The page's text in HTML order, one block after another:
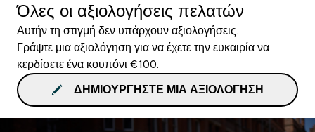
Όλες οι αξιολογήσεις πελατών
Αυτήν τη στιγμή δεν υπάρχουν αξιολογήσεις.
Γράψτε μια αξιολόγηση για να έχετε την ευκαιρία να
κερδίσετε ένα κουπόνι €100.
ΔΗΜΙΟΥΡΓΉΣΤΕ ΜΙΑ ΑΞΙΟΛΌΓΗΣΗ